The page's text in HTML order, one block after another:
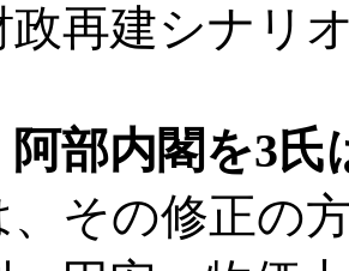
政再建シナリ
阿部内閣を3
その修正の